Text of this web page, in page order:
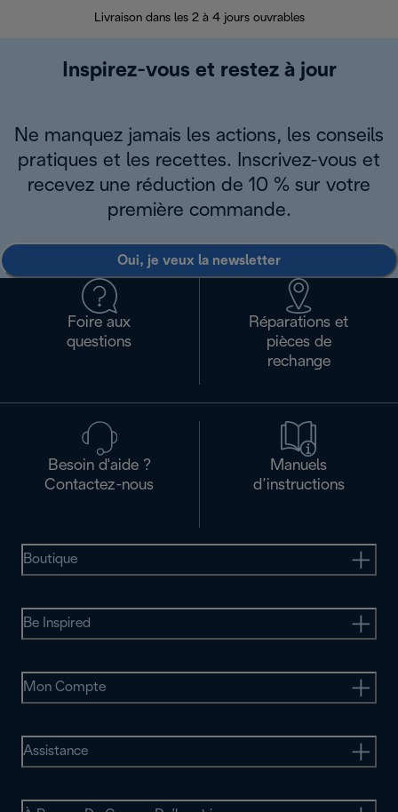
Livraison dans les 2 à 4 jours ouvrables
Inspirez-vous et restez à jour
Ne manquez jamais les actions, les conseils
pratiques et les recettes. Inscrivez-vous et
recevez une réduction de 10 % sur votre
première commande.
Oui, je veux la newsletter
Foire aux
questions
Réparations et
pièces de
rechange
Besoin d'aide ?
Contactez-nous
Manuels
d’instructions
Boutique
Be Inspired
Mon Compte
Assistance